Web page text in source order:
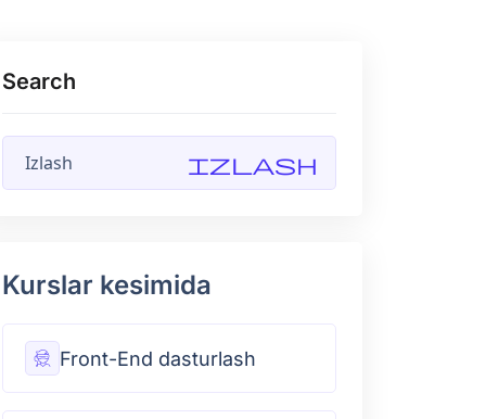
Search
Izlash
Kurslar kesimida
Front-End dasturlash